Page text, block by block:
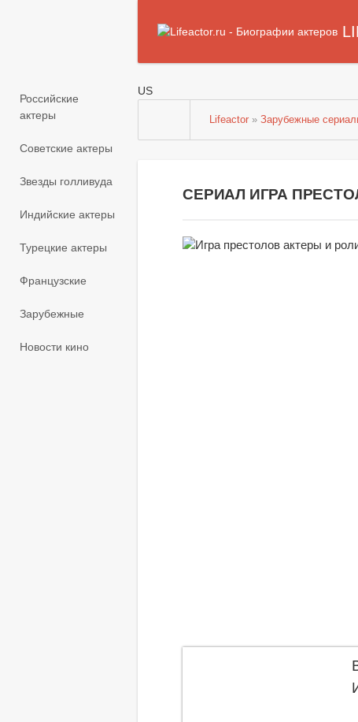
Российские
актеры
Советские актеры
Звезды голливуда
Индийские актеры
Турецкие актеры
Французские
Зарубежные
Новости кино
US
Lifeactor »Зарубежные
СЕРИАЛ ИГРА